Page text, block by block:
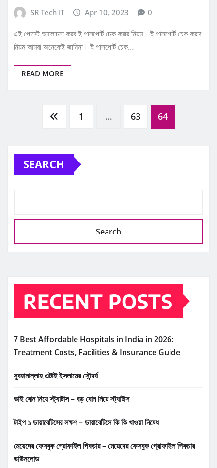
SR Tech IT Apr 10, 2023 0
এই পোস্টে আলোচনা করব ই পাসপোর্ট চেক করার নিয়ম। ই পাসপোর্ট চেক করার
নিয়ম আমরা অনেকেই জানিনা। ই পাসপোর্ট চেক…
READ MORE
Posts
pagination
1 … 63 64
SEARCH
Search
RECENT POSTS
7 Best Affordable Hospitals in India in 2026:
Treatment Costs, Facilities & Insurance Guide
সুবহানাল্লাহ এটাই ইসলামের সৌন্দর্য
ভাই বোন নিয়ে স্ট্যাটাস – বড় বোন নিয়ে স্ট্যাটাস
টাইপ ১ ডায়াবেটিসের লক্ষণ – ডায়াবেটিসে কি কি খাওয়া নিষেধ
মেয়েদের ফেসবুক প্রোফাইল পিকচার – মেয়েদের ফেসবুক প্রোফাইল পিকচার
ডাউনলোড